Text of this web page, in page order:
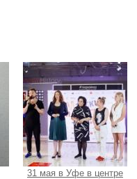
31 мая в Уфе в центре